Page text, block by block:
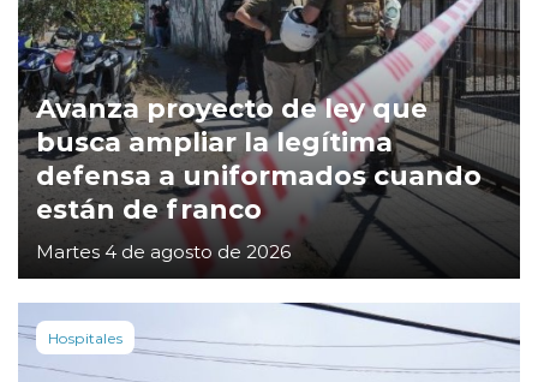
Avanza proyecto de ley que
busca ampliar la legítima
defensa a uniformados cuando
están de franco
Martes 4 de agosto de 2026
Hospitales